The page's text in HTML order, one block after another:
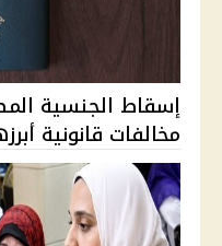
مخالفات قانونية